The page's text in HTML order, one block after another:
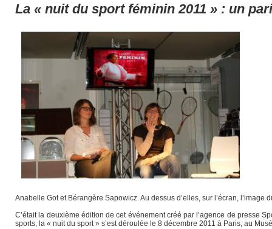
La « nuit du sport féminin 2011 » : un
Anabelle Got et Bérangère Sapowicz. Au dessus d’elles, sur l’écran,
C’était la deuxième édition de cet événement créé par l’agence de presse
sports, la « nuit du sport » s’est déroulée le 8 décembre 2011 à Paris, au